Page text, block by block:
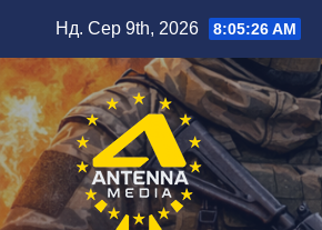
вмісту
Нд. Сер 9th, 2026 8:05:27 AM